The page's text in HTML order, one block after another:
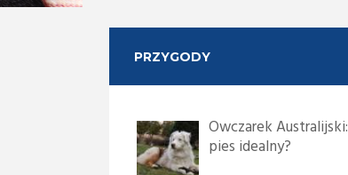
PRZYGODY
Owczarek Australijski:
pies idealny?